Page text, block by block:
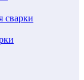
сварки